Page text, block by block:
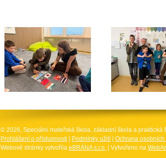
© 2026, Speciální mateřská škola, základní škola a
Prohlášení o přístupnosti
Podmínky užití Ochrana osobních
Webové stránky vytvořila eBRÁNA s.r.o. | Vytvořeno na